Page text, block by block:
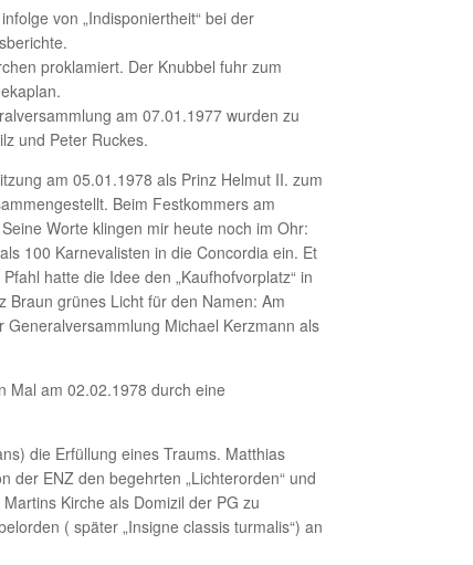
von „Indisponiertheit“ bei der
proklamiert. Der Knubbel fuhr zum
am 07.01.1977 wurden zu
und Peter Ruckes.
am 05.01.1978 als Prinz Helmut II. zum
Beim Festkommers am
Worte klingen mir heute noch im Ohr:
100 Karnevalisten in die Concordia ein. Et
hatte die Idee den „Kaufhofvorplatz“ in
Braun grünes Licht für den Namen: Am
Michael Kerzmann als
Mal am 02.02.1978 durch eine
die Erfüllung eines Traums. Matthias
der ENZ den begehrten „Lichterorden“ und
Kirche als Domizil der PG zu
( später „Insigne classis turmalis“) an